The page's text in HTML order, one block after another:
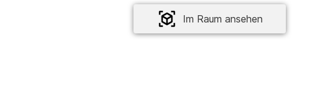
Im Raum ansehen